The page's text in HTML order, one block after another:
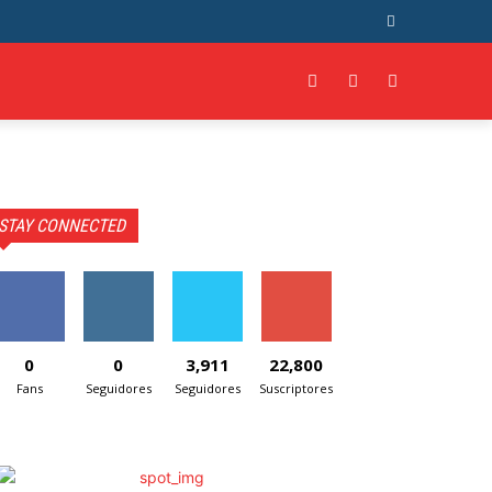
STAY CONNECTED
0
Fans
0
Seguidores
3,911
Seguidores
22,800
Suscriptores